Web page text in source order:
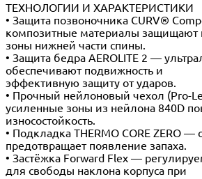
ТЕХНОЛОГИИ И ХАРАКТЕРИСТИКИ
• Защита позвоночника CURV®
композитные материалы
зоны нижней части спины.
• Защита бедра AEROLITE 2 —
обеспечивают подвижность и
эффективную защиту от ударов.
• Прочный нейлоновый чехол (Pro-
усиленные зоны из нейлона 840D
износостойкость.
• Подкладка THERMO CORE ZERO —
предотвращает появление запаха.
• Застёжка Forward Flex —
для свободы наклона корпуса при